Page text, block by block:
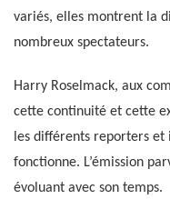
variés, elles montrent la
nombreux spectateurs.
Harry Roselmack, aux
cette continuité et cette
les différents reporters
fonctionne. L’émission
évoluant avec son temps.